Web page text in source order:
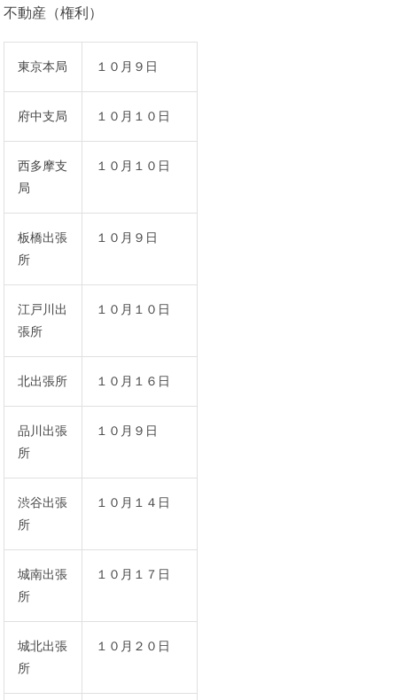
不動産（権利）
東京本局 １０月９日
府中支局 １０月１０日
西多摩支
局
１０月１０日
板橋出張
所
１０月９日
江戸川出
張所
１０月１０日
北出張所 １０月１６日
品川出張
所
１０月９日
渋谷出張
所
１０月１４日
城南出張
所
１０月１７日
城北出張
所
１０月２０日